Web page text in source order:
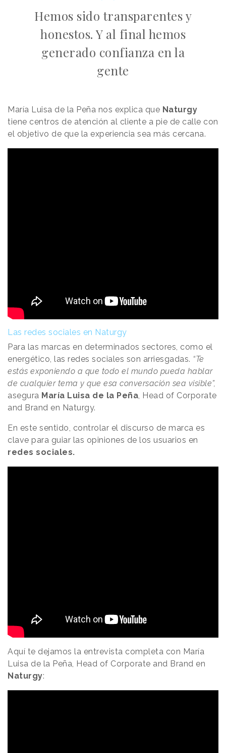
Hemos sido transparentes y
honestos. Y al final hemos
generado confianza en la
gente
María Luisa de la Peña nos explica que Naturgy
tiene centros de atención al cliente a pie de calle con
el objetivo de que la experiencia sea más cercana.
Las redes sociales en Naturgy
Para las marcas en determinados sectores, como el
energético, las redes sociales son arriesgadas. “Te
estás exponiendo a que todo el mundo pueda hablar
de cualquier tema y que esa conversación sea visible”,
asegura María Luisa de la Peña, Head of Corporate
and Brand en Naturgy.
En este sentido, controlar el discurso de marca es
clave para guiar las opiniones de los usuarios en
redes sociales.
Aquí te dejamos la entrevista completa con María
Luisa de la Peña, Head of Corporate and Brand en
Naturgy: